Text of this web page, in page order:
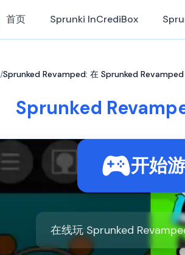
首页 Sprunki InCrediBox
/Sprunked Revamped: 在 Sprunked
Sprunked
开始
在线玩 Sprunked